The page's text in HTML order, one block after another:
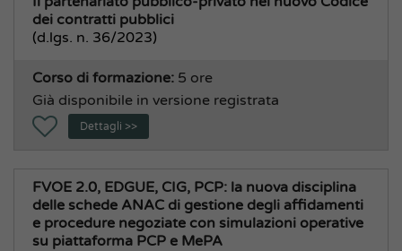
dei contratti pubblici
(d.lgs. n. 36/2023)
Corso di formazione: 5 ore
Già disponibile in versione registrata
Dettagli >>
FVOE 2.0, EDGUE, CIG, PCP: la nuova disciplina
delle schede ANAC di gestione degli affidamenti
e procedure negoziate con simulazioni operative
su piattaforma PCP e MePA